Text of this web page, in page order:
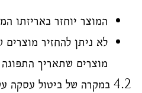
המוצר יוחזר באריזתו
לא ניתן להחזיר
מוצרים שתאריך
4.2 במקרה של ביטול עסקה